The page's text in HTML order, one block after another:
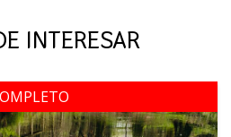
INTERESAR